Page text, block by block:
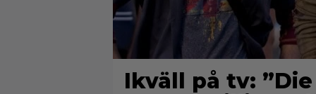
Ikväll på tv: